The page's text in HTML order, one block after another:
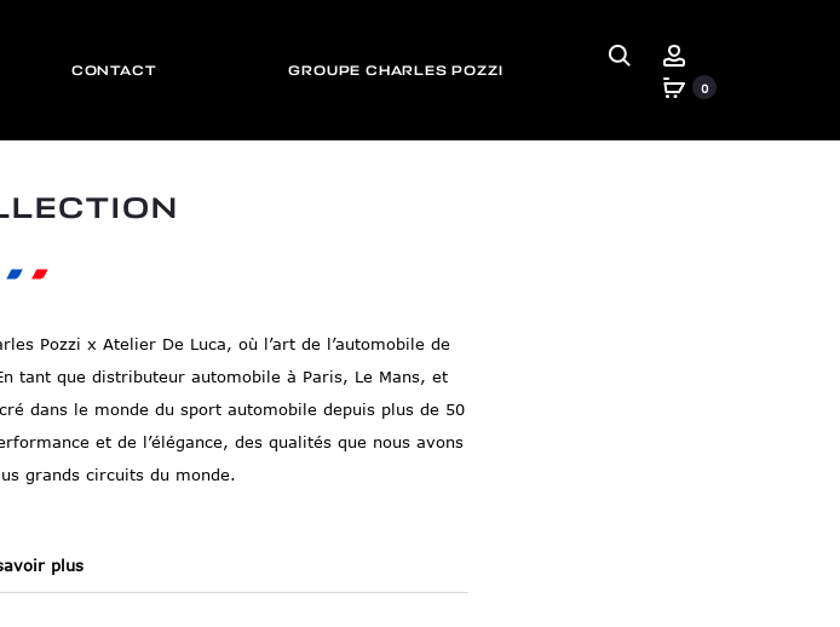
CONTACT GROUPE CHARLES POZZI
0
Pozzi x Atelier De Luca, où l’art de l’automobile de
tant que distributeur automobile à Paris, Le Mans, et
dans le monde du sport automobile depuis plus de 50
et de l’élégance, des qualités que nous avons
grands circuits du monde.
plus